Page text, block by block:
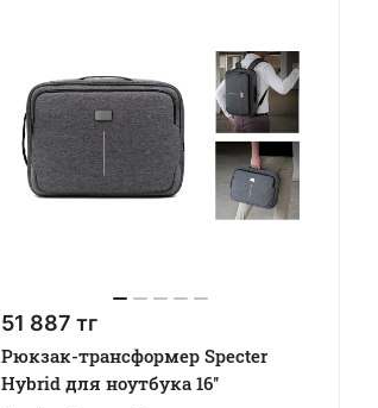
51 887 тг
Рюкзак-трансформер Specter
Hybrid для ноутбука 16''